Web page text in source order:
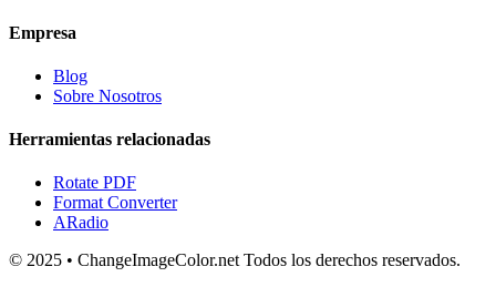
Empresa
Blog
Sobre Nosotros
Herramientas relacionadas
Rotate PDF
Format Converter
ARadio
© 2025 • ChangeImageColor.net Todos los derechos reservados.